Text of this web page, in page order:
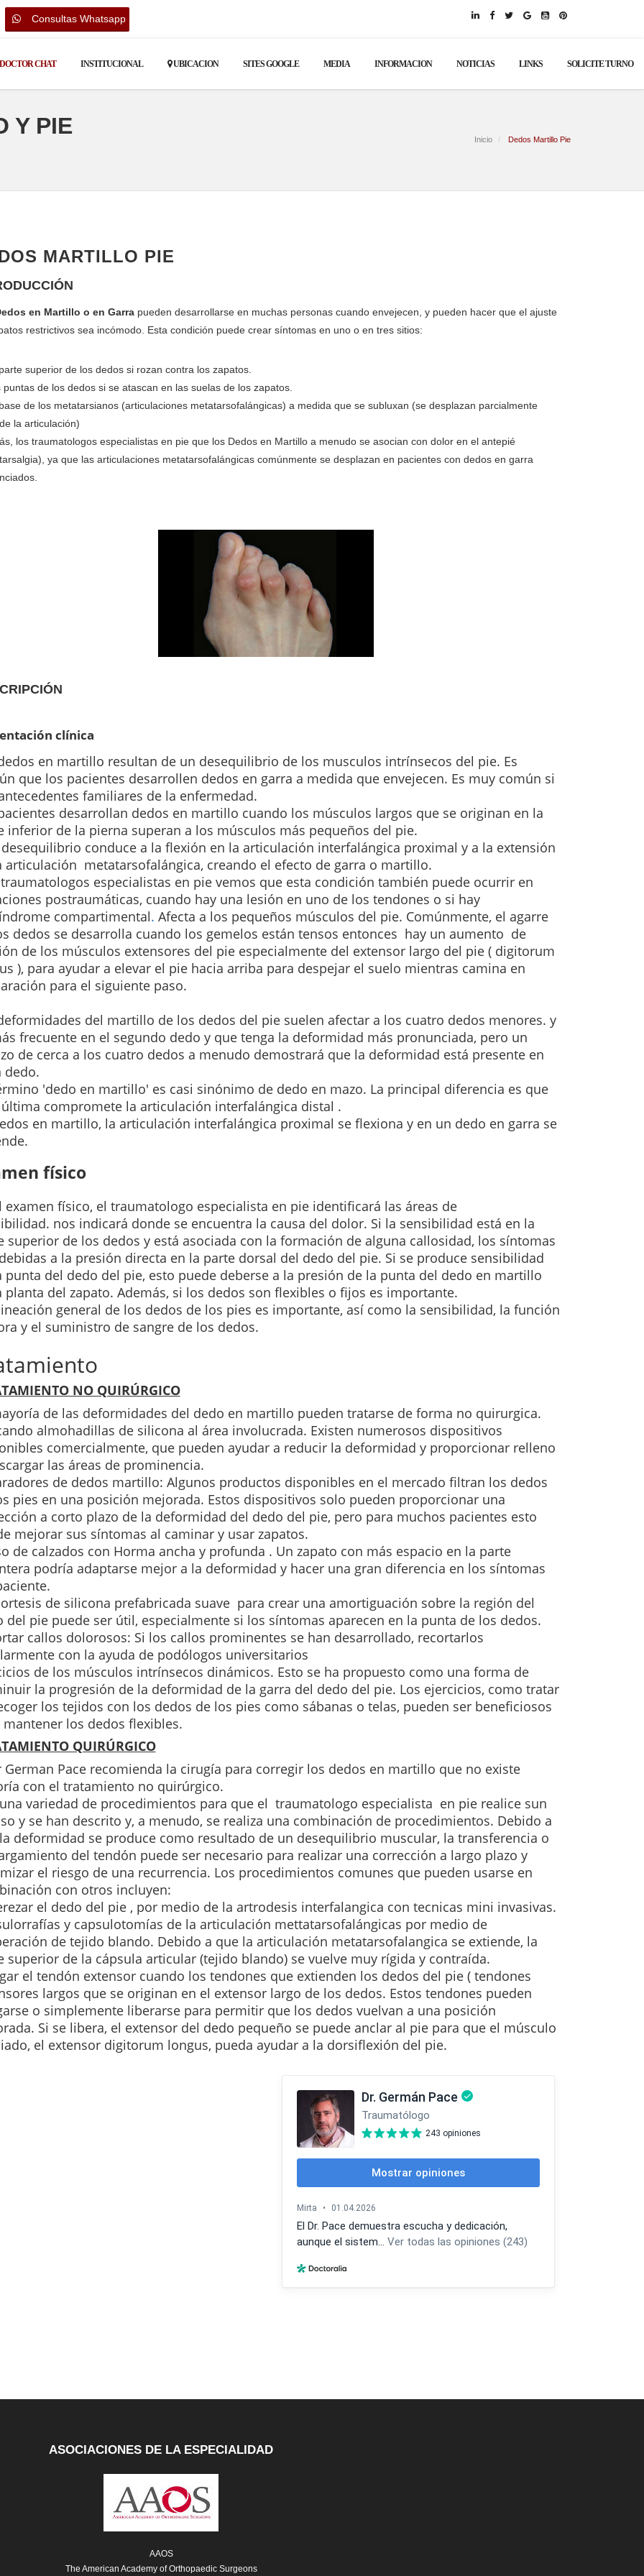
Consultas Whatsapp
DOCTOR CHAT INSTITUCIONAL UBICACION SITES GOOGLE MEDIA INFORMACION NOTICIAS LINKS SOLICITE TURNO
Y PIE
Inicio Dedos Martillo Pie
MARTILLO PIE
en Martillo o en Garrapueden desarrollarse en muchas personas cuando envejecen, y pueden hacer que el ajuste
restrictivos sea incómodo. Esta condición puede crear síntomas en uno o en tres sitios:
superior de los dedos si rozan contra los zapatos.
puntas de los dedos si se atascan en las suelas de los zapatos.
de los metatarsianos (articulaciones metatarsofalángicas) a medida que se subluxan (se desplazan parcialmente
la articulación)
los traumatologos especialistas en pie que los Dedos en Martillo a menudo se asocian con dolor en el antepié
ya que las articulaciones metatarsofalángicas comúnmente se desplazan en pacientes con dedos en garra
clínica
en martillo resultan de un desequilibrio de los musculos intrínsecos del pie. Es
que los pacientes desarrollen dedos en garra a medida que envejecen. Es muy común si
familiares de la enfermedad.
desarrollan dedos en martillo cuando los músculos largos que se originan en la
inferior de la pierna superan a los músculos más pequeños del pie.
desequilibrio conduce a la flexión en la articulación interfalángica proximal y a la extensión
articulación metatarsofalángica, creando el efecto de garra o martillo.
traumatologos especialistas en pie vemos que esta condición también puede ocurrir en
postraumáticas, cuando hay una lesión en uno de los tendones o si hay
compartimental. Afecta a los pequeños músculos del pie. Comúnmente, el agarre
dedos se desarrolla cuando los gemelos están tensos entonces hay un aumento de
de los músculos extensores del pie especialmente del extensor largo del pie ( digitorum
), para ayudar a elevar el pie hacia arriba para despejar el suelo mientras camina en
para el siguiente paso.
del martillo de los dedos del pie suelen afectar a los cuatro dedos menores. y
frecuente en el segundo dedo y que tenga la deformidad más pronunciada, pero un
de cerca a los cuatro dedos a menudo demostrará que la deformidad está presente en
dedo.
'dedo en martillo' es casi sinónimo de dedo en mazo. La principal diferencia es que
última compromete la articulación interfalángica distal .
en martillo, la articulación interfalángica proximal se flexiona y en un dedo en garra se
.
físico
examen físico, el traumatologo especialista en pie identificará las áreas de
nos indicará donde se encuentra la causa del dolor. Si la sensibilidad está en la
superior de los dedos y está asociada con la formación de alguna callosidad, los síntomas
a la presión directa en la parte dorsal del dedo del pie. Si se produce sensibilidad
punta del dedo del pie, esto puede deberse a la presión de la punta del dedo en martillo
planta del zapato. Además, si los dedos son flexibles o fijos es importante.
general de los dedos de los pies es importante, así como la sensibilidad, la función
y el suministro de sangre de los dedos.
NO QUIRÚRGICO
de las deformidades del dedo en martillo pueden tratarse de forma no quirurgica.
almohadillas de silicona al área involucrada. Existen numerosos dispositivos
comercialmente, que pueden ayudar a reducir la deformidad y proporcionar relleno
las áreas de prominencia.
de dedos martillo: Algunos productos disponibles en el mercado filtran los dedos
pies en una posición mejorada. Estos dispositivos solo pueden proporcionar una
a corto plazo de la deformidad del dedo del pie, pero para muchos pacientes esto
mejorar sus síntomas al caminar y usar zapatos.
de calzados con Horma ancha y profunda . Un zapato con más espacio en la parte
podría adaptarse mejor a la deformidad y hacer una gran diferencia en los síntomas
de silicona prefabricada suave para crear una amortiguación sobre la región del
del pie puede ser útil, especialmente si los síntomas aparecen en la punta de los dedos.
callos dolorosos: Si los callos prominentes se han desarrollado, recortarlos
con la ayuda de podólogos universitarios
de los músculos intrínsecos dinámicos. Esto se ha propuesto como una forma de
la progresión de la deformidad de la garra del dedo del pie. Los ejercicios, como tratar
los tejidos con los dedos de los pies como sábanas o telas, pueden ser beneficiosos
mantener los dedos flexibles.
QUIRÚRGICO
German Pace recomienda la cirugía para corregir los dedos en martillo que no existe
con el tratamiento no quirúrgico.
variedad de procedimientos para que el traumatologo especialista en pie realice sun
y se han descrito y, a menudo, se realiza una combinación de procedimientos. Debido a
deformidad se produce como resultado de un desequilibrio muscular, la transferencia o
del tendón puede ser necesario para realizar una corrección a largo plazo y
el riesgo de una recurrencia. Los procedimientos comunes que pueden usarse en
con otros incluyen:
el dedo del pie , por medio de la artrodesis interfalangica con tecnicas mini invasivas.
y capsulotomías de la articulación mettatarsofalángicas por medio de
de tejido blando. Debido a que la articulación metatarsofalangica se extiende, la
superior de la cápsula articular (tejido blando) se vuelve muy rígida y contraída.
el tendón extensor cuando los tendones que extienden los dedos del pie ( tendones
largos que se originan en el extensor largo de los dedos. Estos tendones pueden
o simplemente liberarse para permitir que los dedos vuelvan a una posición
Si se libera, el extensor del dedo pequeño se puede anclar al pie para que el músculo
el extensor digitorum longus, pueda ayudar a la dorsiflexión del pie.
ASOCIACIONES DE LA ESPECIALIDAD
AAOS
The American Academy of Orthopaedic Surgeons